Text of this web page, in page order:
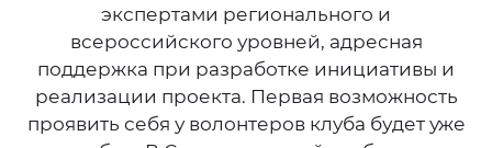
экспертами регионального и
всероссийского уровней, адресная
поддержка при разработке инициативы и
реализации проекта. Первая возможность
проявить себя у волонтеров клуба будет уже